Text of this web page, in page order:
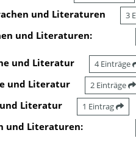
und Literaturen 3
und Literaturen:
und Literatur 4 Einträge
und Literatur 2 Einträge
und Literatur 1 Eintrag
und Literaturen: